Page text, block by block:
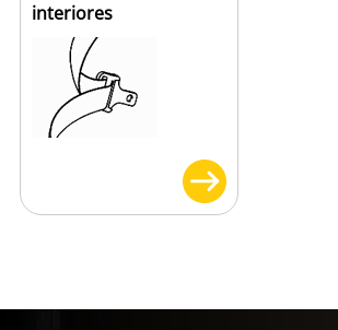
interiores